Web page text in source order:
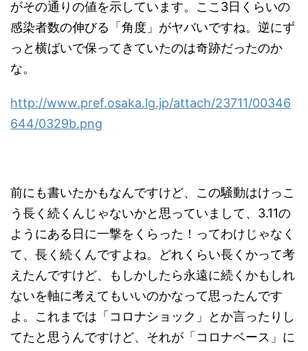
がその通りの値を示しています。ここ3日くらいの
感染者数の伸びる「角度」がヤバいですね。逆にず
っと横ばいで保ってきていたのは奇跡だったのか
な。
http://www.pref.osaka.lg.jp/attach/23711/00346
644/0329b.png
前にも書いたかもなんですけど、この騒動はけっこ
う長く続くんじゃないかと思っていまして、3.11の
ようにある日に一撃をくらった！ってわけじゃなく
て、長く続くんですよね。どれくらい長くかって考
えたんですけど、もしかしたら永遠に続くかもしれ
ないを軸に考えてもいいのかなって思ったんです
よ。これまでは「コロナショック」とか言ったりし
てたと思うんですけど、それが「コロナベース」に